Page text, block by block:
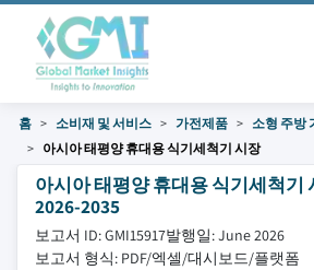
홈 소비재 및 서비스 가전제품
소형 주방
아시아 태평양 휴대용 식기세척기 시장
아시아 태평양 휴대용 식기세척기
2026-2035
보고서 ID: GMI15917발행일: June 2026
보고서 형식: PDF/엑셀/대시보드/플랫폼